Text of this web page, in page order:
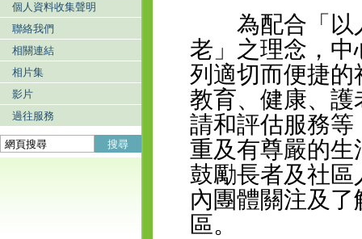
個人資料收集聲明
聯絡我們
相關連結
相片集
影片
過往服務
搜尋
為配合「以人
老」之理念，
列適切而便捷
教育、健康、
請和評估服務
重及有尊嚴的
鼓勵長者及社
內團體關注及
區。